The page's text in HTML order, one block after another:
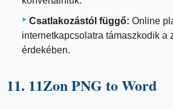
Csatlakozástól függő: Online
internetkapcsolatra támaszkodik a
érdekében.
11. 11Zon PNG to Word